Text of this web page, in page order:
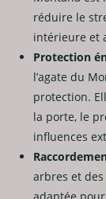
réduire le
intérieure et
Protection
l’agate du
protection.
la porte, le
influences
arbres et